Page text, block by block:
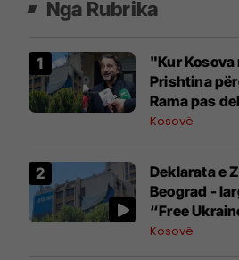
Nga Rubrika
"Kur
Prishtina
Rama pas
Zelenskyt në
Kosovë
Deklarata e
Beograd -
“Free
Kosovë